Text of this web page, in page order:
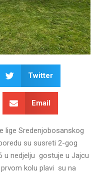
Twitter
Email
lige Sredenjobosanskog
su susreti 2-gog
u nedjelju gostuje u Jajcu
kolu plavi su na